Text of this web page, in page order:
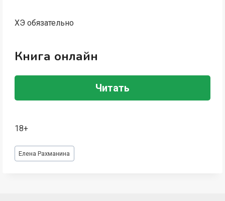
ХЭ обязательно
Книга онлайн
Читать
18+
Метки
записи:
Елена Рахманина